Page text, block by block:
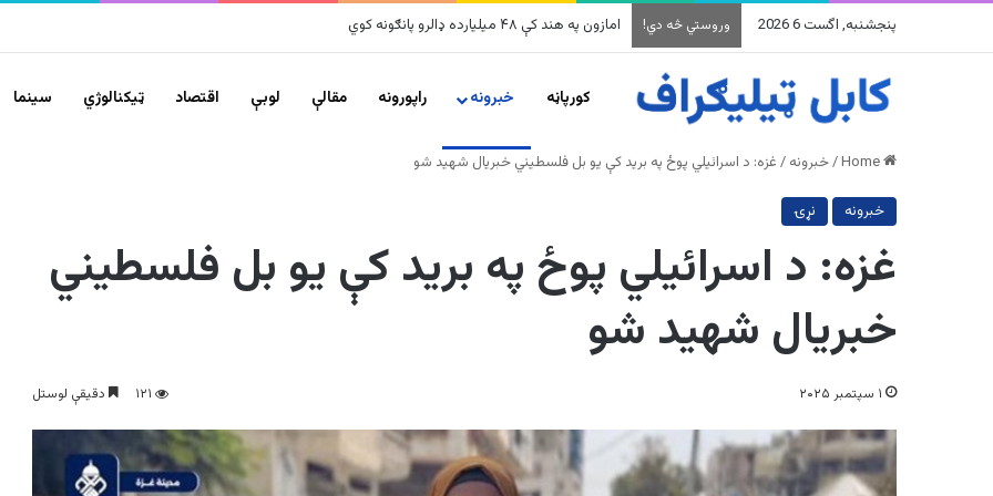
پنجشنبه, اگست 6 2026 وروستي څه دي! امازون په هند کې ۴۸ میلیارده ډالرو پانګونه کوي
کورپاڼه خبرونه راپورونه مقالې لوبې اقتصاد ټیکنالوژي سينما
/خبرونه / غزه: د اسرائیلي پوځ په برید کې یو بل فلسطیني خبریال شهید شو
خبرونه نړۍ
غزه: د اسرائیلي پوځ په برید کې یو بل فلسطیني
خبریال شهید شو
۱ سپتمبر ۲۰۲۵ ۱۲۱ دقیقې لوستل